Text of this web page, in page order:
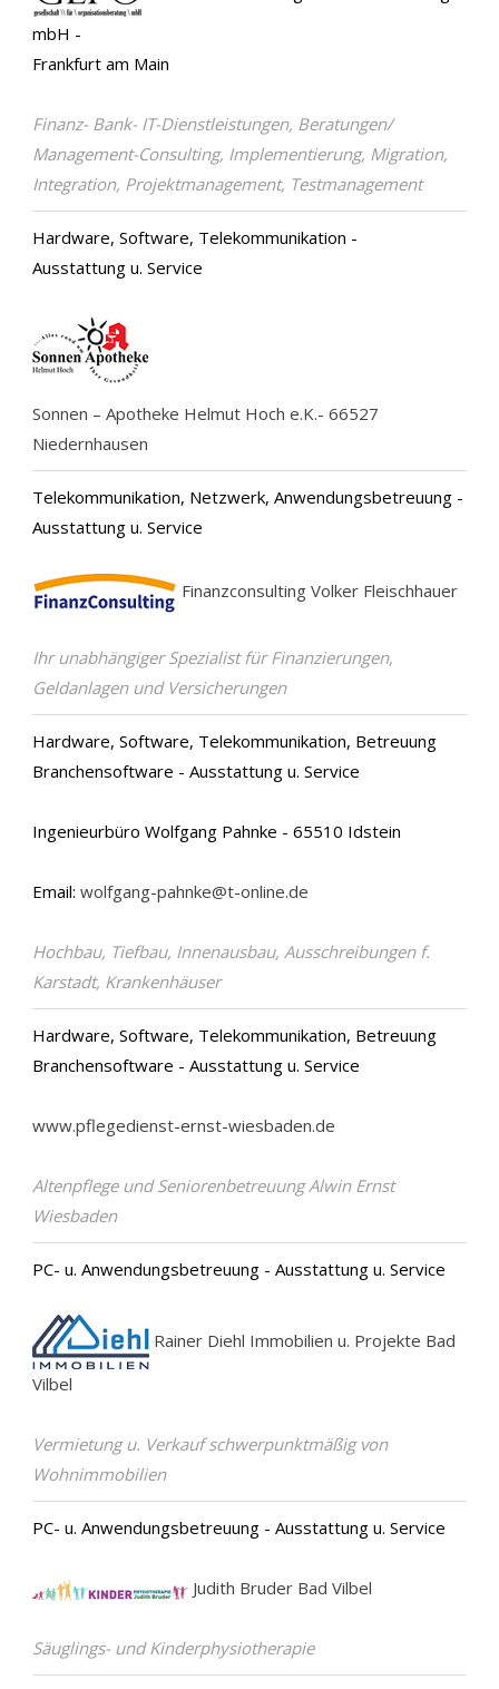
mbH -
Frankfurt am Main
Finanz- Bank- IT-Dienstleistungen, Beratungen/
Management-Consulting, Implementierung, Migration,
Integration, Projektmanagement, Testmanagement
Hardware, Software, Telekommunikation -
Ausstattung u. Service
Sonnen – Apotheke Helmut Hoch e.K.- 66527
Niedernhausen
Telekommunikation, Netzwerk, Anwendungsbetreuung -
Ausstattung u. Service
Finanzconsulting Volker Fleischhauer
Ihr unabhängiger Spezialist für Finanzierungen,
Geldanlagen und Versicherungen
Hardware, Software, Telekommunikation, Betreuung
Branchensoftware - Ausstattung u. Service
Ingenieurbüro Wolfgang Pahnke - 65510 Idstein
Email: wolfgang-pahnke@t-online.de
Hochbau, Tiefbau, Innenausbau, Ausschreibungen f.
Karstadt, Krankenhäuser
Hardware, Software, Telekommunikation, Betreuung
Branchensoftware - Ausstattung u. Service
www.pflegedienst-ernst-wiesbaden.de
Altenpflege und Seniorenbetreuung Alwin Ernst
Wiesbaden
PC- u. Anwendungsbetreuung - Ausstattung u. Service
Rainer Diehl Immobilien u. Projekte Bad
Vilbel
Vermietung u. Verkauf schwerpunktmäßig von
Wohnimmobilien
PC- u. Anwendungsbetreuung - Ausstattung u. Service
Judith Bruder Bad Vilbel
Säuglings- und Kinderphysiotherapie